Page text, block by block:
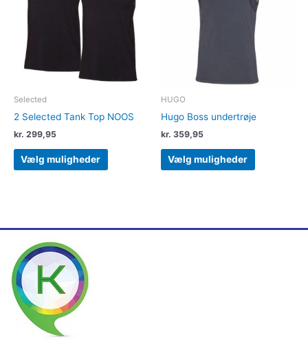
Selected
2 Selected Tank Top NOOS
kr. 299,95
Vælg muligheder
varianter.
Mulighederne
vælges
på
HUGO
Hugo Boss undertrøje
kr. 359,95
Vælg muligheder
flere
varianter.
kan
vælges
på